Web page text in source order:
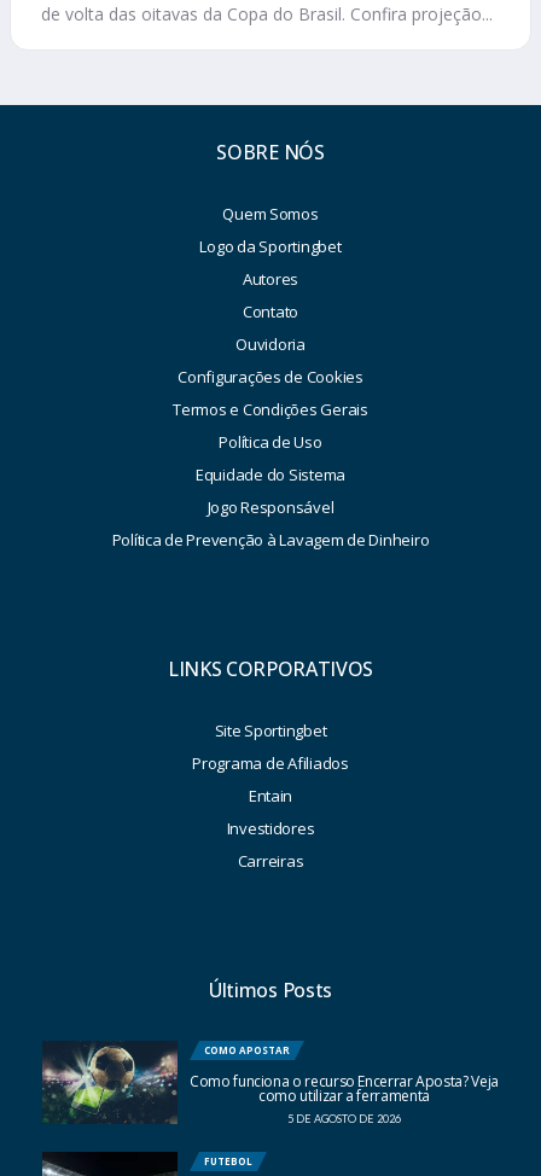
de volta das oitavas da Copa do Brasil. Confira projeção...
SOBRE NÓS
Quem Somos
Logo da Sportingbet
Autores
Contato
Ouvidoria
Configurações de Cookies
Termos e Condições Gerais
Política de Uso
Equidade do Sistema
Jogo Responsável
Política de Prevenção à Lavagem de Dinheiro
LINKS CORPORATIVOS
Site Sportingbet
Programa de Afiliados
Entain
Investidores
Carreiras
Últimos Posts
COMO APOSTAR
Como funciona o recurso Encerrar Aposta? Veja
como utilizar a ferramenta
5 DE AGOSTO DE 2026
FUTEBOL